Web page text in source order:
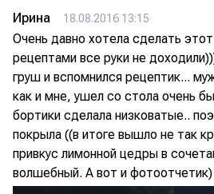
Ирина 18.08.2016 13:15
Очень давно хотела сделать
рецептами все руки не
груш и вспомнился рецептик...
как и мне, ушел со стола очень
бортики сделала низковатые..
покрыла ((в итоге вышло не так
привкус лимонной цедры в
волшебный. А вот и фотоотчетик)